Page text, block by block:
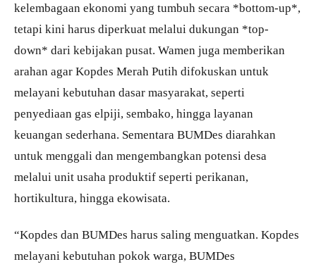
kelembagaan ekonomi yang tumbuh secara *bottom-up*,
tetapi kini harus diperkuat melalui dukungan *top-
down* dari kebijakan pusat. Wamen juga memberikan
arahan agar Kopdes Merah Putih difokuskan untuk
melayani kebutuhan dasar masyarakat, seperti
penyediaan gas elpiji, sembako, hingga layanan
keuangan sederhana. Sementara BUMDes diarahkan
untuk menggali dan mengembangkan potensi desa
melalui unit usaha produktif seperti perikanan,
hortikultura, hingga ekowisata.
“Kopdes dan BUMDes harus saling menguatkan. Kopdes
melayani kebutuhan pokok warga, BUMDes